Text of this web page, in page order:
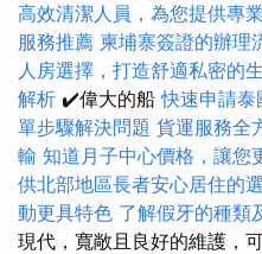
高效清潔人員，為您提供專
服務推薦 柬埔寨簽證的辦理
人房選擇，打造舒適私密的
解析 ✔️偉大的船快速申請泰
單步驟解決問題 貨運服務全
輸 知道月子中心價格，讓您
供北部地區長者安心居住的
動更具特色 了解假牙的種類
現代，寬敞且良好的維護，